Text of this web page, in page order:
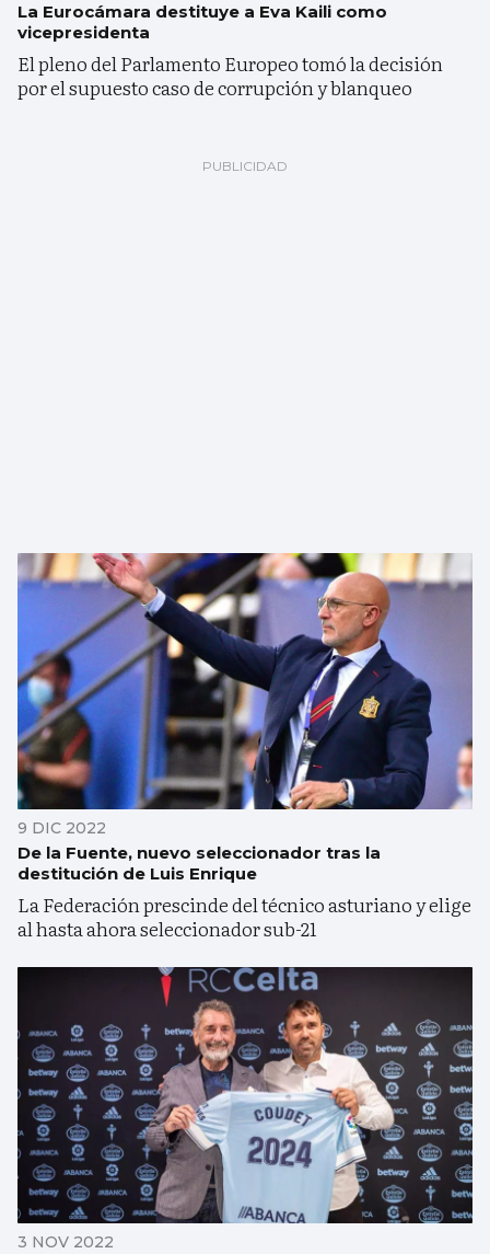
La Eurocámara destituye a Eva Kaili como
vicepresidenta
El pleno del Parlamento Europeo tomó la decisión
por el supuesto caso de corrupción y blanqueo
9 DIC 2022
De la Fuente, nuevo seleccionador tras la
destitución de Luis Enrique
La Federación prescinde del técnico asturiano y elige
al hasta ahora seleccionador sub-21
3 NOV 2022